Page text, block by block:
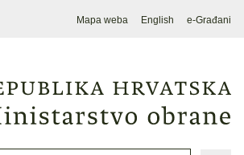
Mapa weba English e-Građani